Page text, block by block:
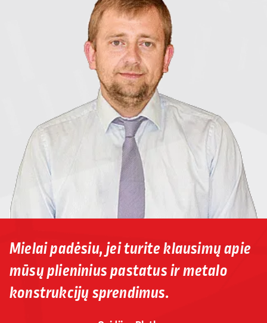
Mielai padėsiu, jei turite klausimų apie
mūsų plieninius pastatus ir metalo
konstrukcijų sprendimus.